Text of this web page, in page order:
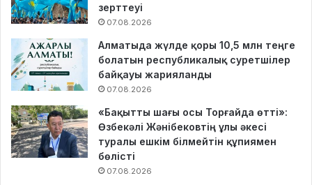
зерттеуі
07.08.2026
Алматыда жүлде қоры 10,5 млн теңге
болатын республикалық суретшілер
байқауы жарияланды
07.08.2026
«Бақытты шағы осы Торғайда өтті»:
Өзбекәлі Жәнібековтің ұлы әкесі
туралы ешкім білмейтін құпиямен
бөлісті
07.08.2026